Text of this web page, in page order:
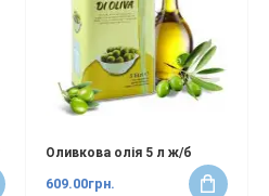
Оливкова олія 5 л ж/б
609.00грн.